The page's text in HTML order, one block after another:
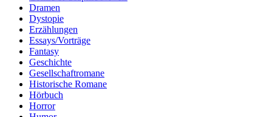
Dramen
Dystopie
Erzählungen
Essays/Vorträge
Fantasy
Geschichte
Gesellschaftromane
Historische Romane
Hörbuch
Horror